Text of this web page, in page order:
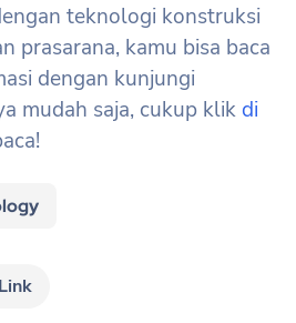
teknologi konstruksi
prasarana, kamu bisa baca
dengan kunjungi
mudah saja, cukup klik di